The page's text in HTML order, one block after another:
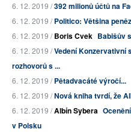
6. 12. 2019 /392 milionů účtů na
6. 12. 2019 /Politico: Většina
6. 12. 2019 /Boris Cvek Babišův
6. 12. 2019 /Vedení Konzervativní
rozhovorů s ...
6. 12. 2019 /Pětadvacáté výročí...
6. 12. 2019 /Nová kniha tvrdí, že
6. 12. 2019 /Albín Sybera
v Polsku